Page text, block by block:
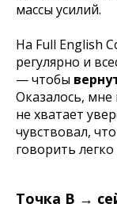
массы усилий.
На Full English
регулярно и
— чтобы
Оказалось, мне
не хватает
чувствовал,
говорить
Точка B →